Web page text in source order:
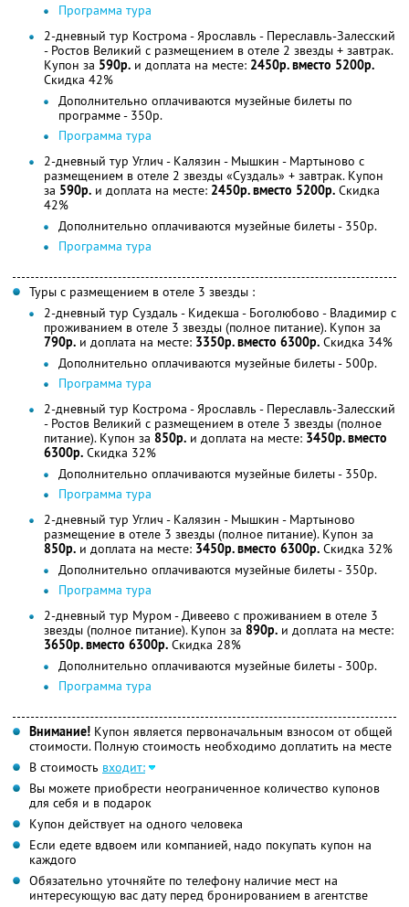
Программа тура
2-дневный тур Кострома - Ярославль - Переславль-Залесский
- Ростов Великий с размещением в отеле 2 звезды + завтрак.
Купон за 590р. и доплата на месте: 2450р. вместо 5200р.
Скидка 42%
Дополнительно оплачиваются музейные билеты по
программе - 350р.
Программа тура
2-дневный тур Углич - Калязин - Мышкин - Мартыново с
размещением в отеле 2 звезды «Суздаль» + завтрак. Купон
за 590р. и доплата на месте: 2450р. вместо 5200р. Скидка
42%
Дополнительно оплачиваются музейные билеты - 350р.
Программа тура
Туры с размещением в отеле 3 звезды :
2-дневный тур Суздаль - Кидекша - Боголюбово - Владимир с
проживанием в отеле 3 звезды (полное питание). Купон за
790р. и доплата на месте: 3350р. вместо 6300р. Скидка 34%
Дополнительно оплачиваются музейные билеты - 500р.
Программа тура
2-дневный тур Кострома - Ярославль - Переславль-Залесский
- Ростов Великий с размещением в отеле 3 звезды (полное
питание). Купон за 850р. и доплата на месте: 3450р. вместо
6300р. Скидка 32%
Дополнительно оплачиваются музейные билеты - 350р.
Программа тура
2-дневный тур Углич - Калязин - Мышкин - Мартыново
размещение в отеле 3 звезды (полное питание). Купон за
850р. и доплата на месте: 3450р. вместо 6300р. Скидка 32%
Дополнительно оплачиваются музейные билеты - 350р.
Программа тура
2-дневный тур Муром - Дивеево с проживанием в отеле 3
звезды (полное питание). Купон за 890р. и доплата на месте:
3650р. вместо 6300р. Скидка 28%
Дополнительно оплачиваются музейные билеты - 300р.
Программа тура
Внимание! Купон является первоначальным взносом от общей
стоимости. Полную стоимость необходимо доплатить на месте
В стоимость входит:
Вы можете приобрести неограниченное количество купонов
для себя и в подарок
Купон действует на одного человека
Если едете вдвоем или компанией, надо покупать купон на
каждого
Обязательно уточняйте по телефону наличие мест на
интересующую вас дату перед бронированием в агентстве